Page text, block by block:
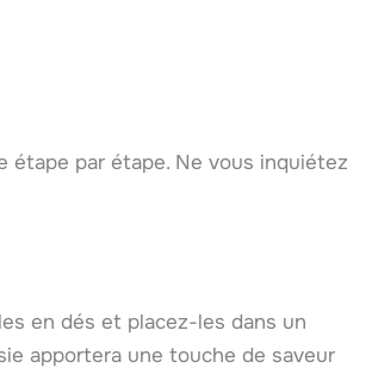
étape par étape. Ne vous inquiétez
en dés et placez-les dans un
apportera une touche de saveur